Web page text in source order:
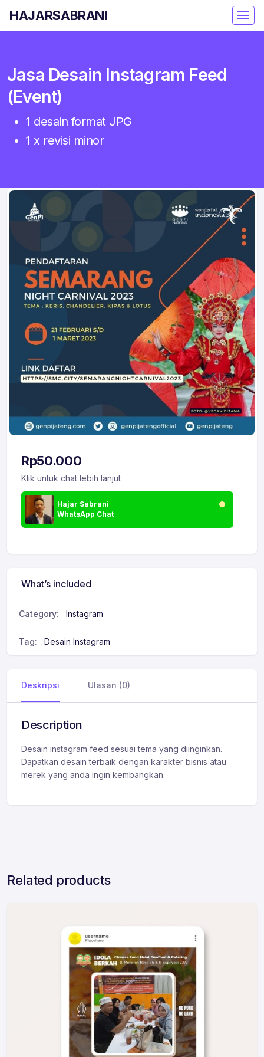
HAJARSABRANI
Jasa Desain Instagram Feed
(Event)
1 desain format JPG
1 x revisi minor
Deskripsi Ulasan (0)
Description
Desain instagram feed sesuai tema yang diinginkan.
Dapatkan desain terbaik dengan karakter bisnis atau
merek yang anda ingin kembangkan.
Rp50.000
Klik untuk chat lebih lanjut
Hajar Sabrani
WhatsApp Chat
What’s included
Category: Instagram
Tag: Desain Instagram
Related products